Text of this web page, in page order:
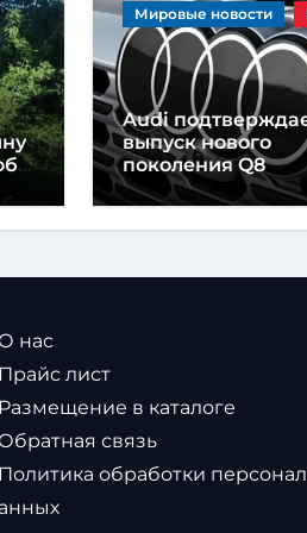
Мировые новости
Audi
выпуск нового
поколения Q8
нас
лист
в каталоге
связь
обработки